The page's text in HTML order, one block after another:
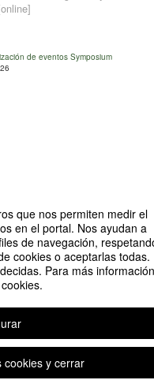
que nos permiten medir el
en el portal. Nos ayudan a
de navegación,
cookies o aceptarlas todas.
Para más
cookies y cerrar
para los menores,
(INCIBE) a través
mediática de las
comunicación y redes
de Ciencia e Innovación
de eventos Symposium